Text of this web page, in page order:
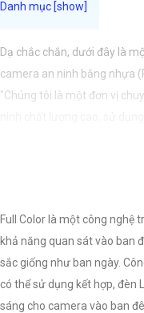
Dạ chắc chắn, dưới đây là
camera an ninh bằng nhựa
"Chúng tôi là một đơn vị
đội ngũ kỹ thuật viên
khách hàng sự an tâm và
thống camera nhựa của
hiệu quả. Đến với chúng tôi,
chọn giải pháp an ninh tốt
nghiệp của mình. Hãy để
quan trọng."
Full Color là một công nghệ
khả năng quan sát vào ban
sắc giống như ban ngày.
có thể sử dụng kết hợp, đèn
sáng cho camera vào ban